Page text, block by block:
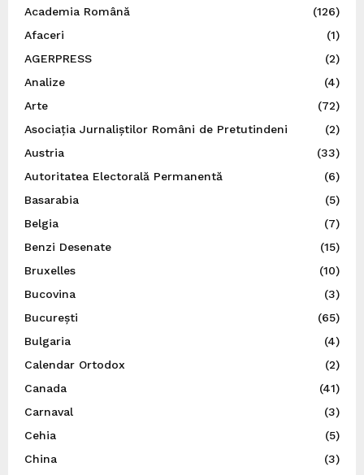
Academia Română
(126)
Afaceri
(1)
AGERPRESS
(2)
Analize
(4)
Arte
(72)
Asociația Jurnaliștilor Români de Pretutindeni
(2)
Austria
(33)
Autoritatea Electorală Permanentă
(6)
Basarabia
(5)
Belgia
(7)
Benzi Desenate
(15)
Bruxelles
(10)
Bucovina
(3)
București
(65)
Bulgaria
(4)
Calendar Ortodox
(2)
Canada
(41)
Carnaval
(3)
Cehia
(5)
China
(3)